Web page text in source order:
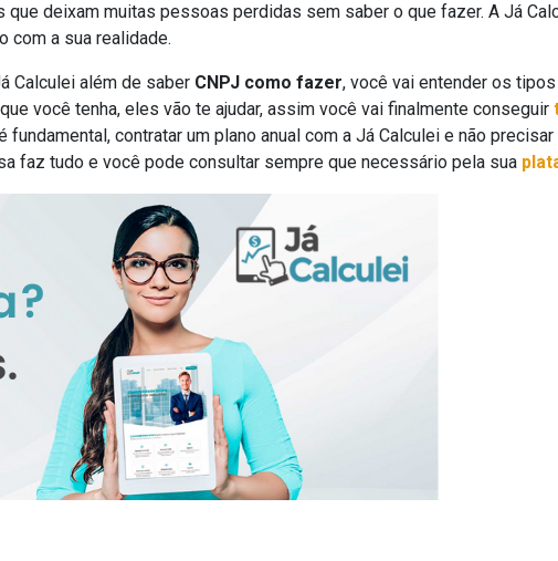
que deixam muitas pessoas perdidas sem saber o que fazer. A Já
com a sua realidade.
Calculei além de saber CNPJ como fazer, você vai entender os
você tenha, eles vão te ajudar, assim você vai finalmente conseguir
contratar um plano anual com a Já Calculei e não
faz tudo e você pode consultar sempre que necessário pela sua